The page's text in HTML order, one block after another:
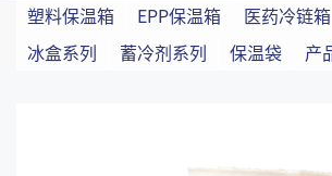
塑料保温箱 EPP保温箱 医药冷链箱
冰盒系列
蓄冷剂系列 保温袋 产